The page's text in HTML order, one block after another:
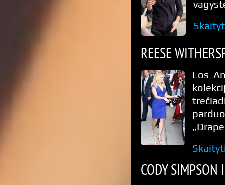
REESE
Los
CODY SIMPSON